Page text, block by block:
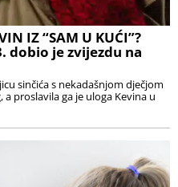
IZ “SAM U KUĆI”?
dobio je zvijezdu na
sinčića s nekadašnjom dječjom
proslavila ga je uloga Kevina u